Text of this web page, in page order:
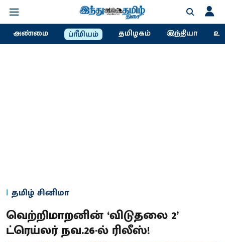
அண்மை ப்ரீமியம் தமிழகம் இந்தியா
தமிழ் சினிமா
வெற்றிமாறனின் ‘விடுதலை 2’
ட்ரெய்லர் நவ.26-ல் ரிலீஸ்!